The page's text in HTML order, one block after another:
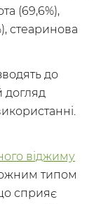
(69,6%),
стеаринова
до
догляд
віджиму
типом
сприяє